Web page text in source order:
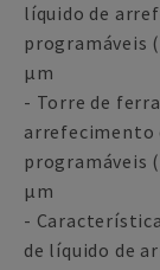
líquido de
programáveis
µm
- Torre de
arrefecimento
programáveis
µm
-
de líquido de